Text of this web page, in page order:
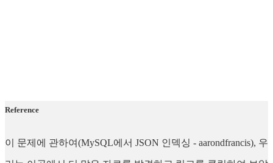
Reference
이 문제에 관하여(MySQL에서 JSON 인덱싱 - aarondfrancis), 우